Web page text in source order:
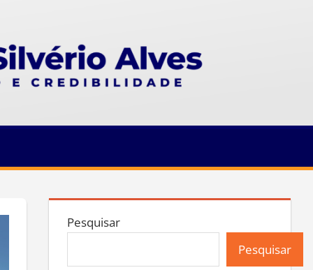
Pesquisar
Pesquisar